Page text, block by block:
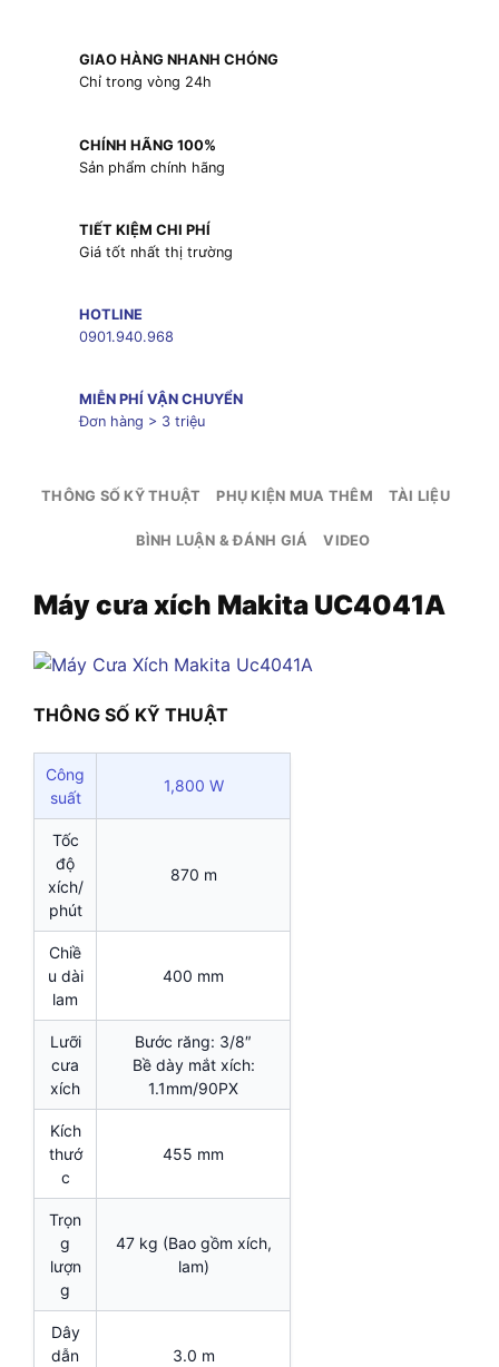
GIAO HÀNG NHANH CHÓNG
Chỉ trong vòng 24h
CHÍNH HÃNG 100%
Sản phẩm chính hãng
TIẾT KIỆM CHI PHÍ
Giá tốt nhất thị trường
HOTLINE
0901.940.968
MIỄN PHÍ VẬN CHUYỂN
Đơn hàng > 3 triệu
THÔNG SỐ KỸ THUẬT PHỤ KIỆN MUA THÊM TÀI LIỆU
BÌNH LUẬN & ĐÁNH GIÁ VIDEO
Máy cưa xích Makita UC4041A
THÔNG SỐ KỸ THUẬT
Công
suất
1,800 W
Tốc
độ
xích/
phút
870 m
Chiề
u dài
lam
400 mm
Lưỡi
cưa
xích
Bước răng: 3/8″
Bề dày mắt xích:
1.1mm/90PX
Kích
thướ
c
455 mm
Trọn
g
lượn
g
47 kg (Bao gồm xích,
lam)
Dây
dẫn
3.0 m